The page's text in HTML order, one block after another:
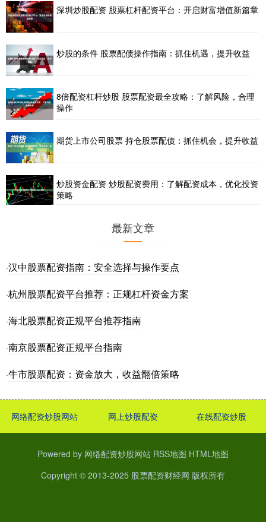
深圳炒股配资 股票杠杆配资平台：开启财富增值新篇章
炒股的条件 股票配债操作指南：抓住机遇，提升收益
8倍配资杠杆炒股 股票配资最全攻略：了解风险，合理
操作
期货上市公司股票 持仓股票配债：抓住机会，提升收益
炒股资金配资 炒股配资费用：了解配资成本，优化投资
策略
最新文章
·汉中股票配资指南：安全选择与操作要点
·杭州股票配资平台推荐：正规杠杆资金方案
·海北股票配资正规平台推荐指南
·南京股票配资正规平台指南
·牛市股票配资：资金放大，收益翻倍策略
网络配资炒股网站 网上炒股配资 在线配资炒股
Powered by 网络配资炒股网站 RSS地图 HTML地图
Copyright © 2013-2025 股票配资财经网 版权所有